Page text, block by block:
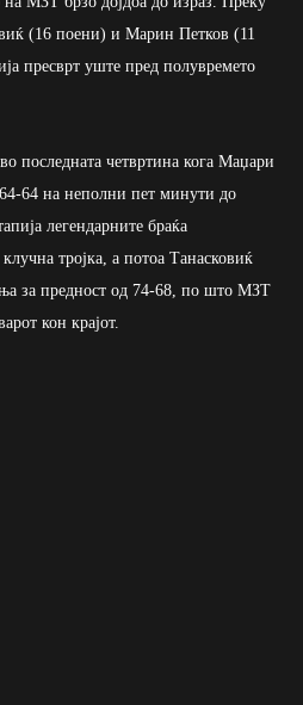
(16 поени) и Марин Петков (11
пресврт уште пред полувремето
последната четвртина кога Маџари
64 на неполни пет минути до
легендарните браќа
тројка, а потоа Танасковиќ
за предност од 74-68, по што МЗТ
кон крајот.